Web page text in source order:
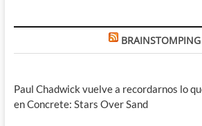
BRAINSTOMPING
Paul Chadwick vuelve a recordarnos lo
en Concrete: Stars Over Sand